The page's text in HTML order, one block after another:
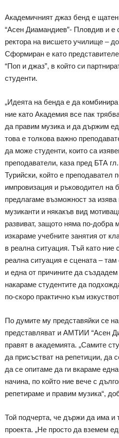
Академичният джаз бенд е
“Асен Диамандиев”- Пловдив и е
ректора на висшето училище –
Сформиран е като
“Поп и джаз”, в който си
студенти.
„Идеята на бенда е да
ние като Aкадемия все пак
да правим музика и да държим
това е толкова важно
да може студенти, които са
преподаватели, каза пред БТА
Турийски, който е преподавател
импровизация и ръководител на
предлагаме възможност за
музиканти и някакъв вид
развиват, защото няма по-добра
изкараме учебните занятия от
в реална ситуация. Тъй като ние
реална ситуация е сцената –
и една от причините да
накараме студентите да
по-скоро практично към
По думите му представяйки се
представляват и АМТИИ “Асен
правят в академията. „Самите
да присъстват на репетиции, да
да се опитаме да ги вкараме
начина, по който ние вече с
репетираме и правим музика“,
Той подчерта, че държи да има и
проекта. „Не просто да вземем